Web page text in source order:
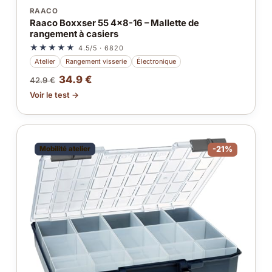
RAACO
Raaco Boxxser 55 4x8-16 – Mallette de
rangement à casiers
★★★★★ 4.5/5 · 6820
Atelier
Rangement visserie Électronique
42.9 € 34.9 €
Voir le test →
Mobilité atelier -21%